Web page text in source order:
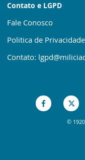
Contato e LGPD
Fale Conosco
Politica de Privacidade
Contato:
©